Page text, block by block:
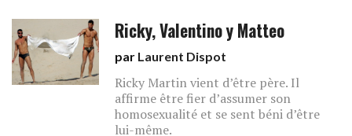
Ricky, Valentino y Matteo
par Laurent Dispot
Ricky Martin vient d’être père. Il
affirme être fier d’assumer son
homosexualité et se sent béni d’être
lui-même.